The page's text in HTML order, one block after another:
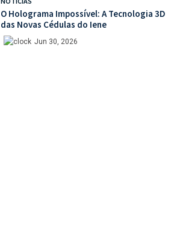
O Holograma Impossível: A Tecnologia 3D
das Novas Cédulas do Iene
Jun 30, 2026